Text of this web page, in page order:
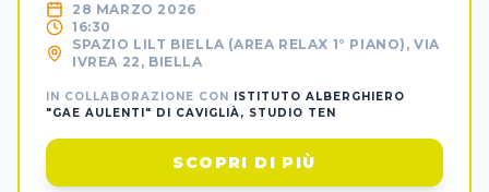
28 MARZO 2026
16:30
SPAZIO LILT BIELLA (AREA RELAX 1° PIANO), VIA
IVREA 22, BIELLA
IN COLLABORAZIONE CON ISTITUTO ALBERGHIERO
"GAE AULENTI" DI CAVIGLIÀ, STUDIO TEN
SCOPRI DI PIÙ